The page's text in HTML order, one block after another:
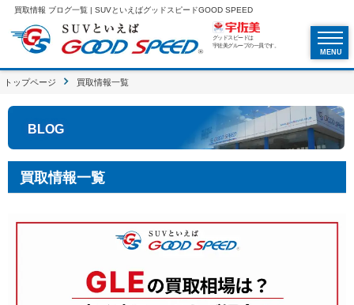
買取情報 ブログ一覧 | SUVといえばグッドスピードGOOD SPEED
グッドスピードは
宇佐美グループの一員です。
MENU
トップページ 買取情報一覧
BLOG
買取情報一覧